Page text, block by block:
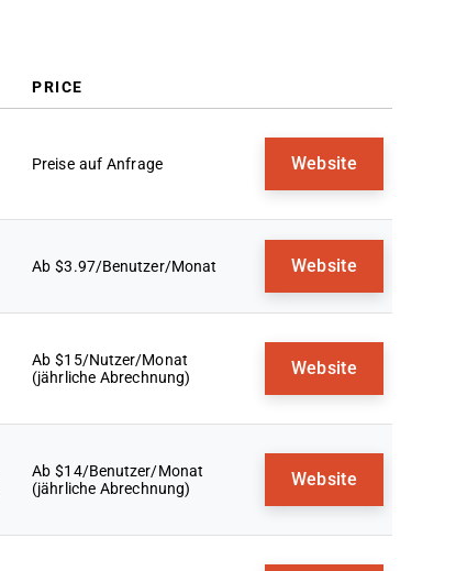
PRICE
Preise auf Anfrage Website
Ab $3.97/Benutzer/Monat Website
Ab $15/Nutzer/Monat
(jährliche Abrechnung)
Website
Ab $14/Benutzer/Monat
(jährliche Abrechnung)
Website